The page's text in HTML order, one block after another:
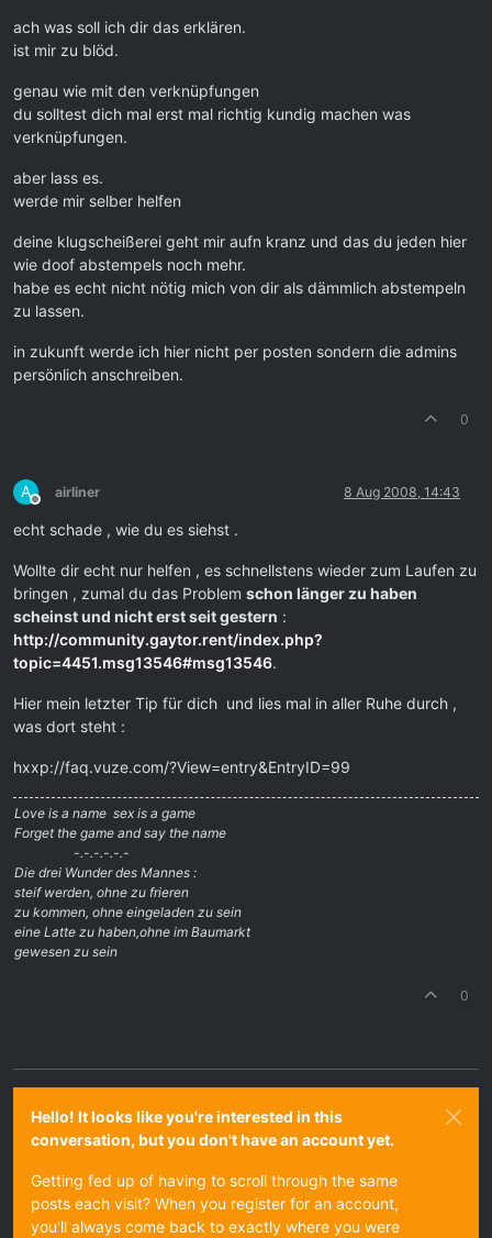
ach was soll ich dir das erklären.
ist mir zu blöd.
genau wie mit den verknüpfungen
du solltest dich mal erst mal richtig kundig machen was
verknüpfungen.
aber lass es.
werde mir selber helfen
deine klugscheißerei geht mir aufn kranz und das du jeden hier
wie doof abstempels noch mehr.
habe es echt nicht nötig mich von dir als dämmlich abstempeln
zu lassen.
in zukunft werde ich hier nicht per posten sondern die admins
persönlich anschreiben.
0
A
Offline
airliner 8 Aug 2008, 14:43
echt schade , wie du es siehst .
Wollte dir echt nur helfen , es schnellstens wieder zum Laufen zu
bringen , zumal du das Problem schon länger zu haben
scheinst und nicht erst seit gestern :
http://community.gaytor.rent/index.php?
topic=4451.msg13546#msg13546.
Hier mein letzter Tip für dich und lies mal in aller Ruhe durch ,
was dort steht :
hxxp://faq.vuze.com/?View=entry&EntryID=99
Love is a name  sex is a game
Forget the game and say the name
-.-.-.-.-.-
Die drei Wunder des Mannes :
steif werden, ohne zu frieren
zu kommen, ohne eingeladen zu sein
eine Latte zu haben,ohne im Baumarkt
gewesen zu sein
0
Hello! It looks like you're interested in this
conversation, but you don't have an account yet.
Getting fed up of having to scroll through the same
posts each visit? When you register for an account,
you'll always come back to exactly where you were